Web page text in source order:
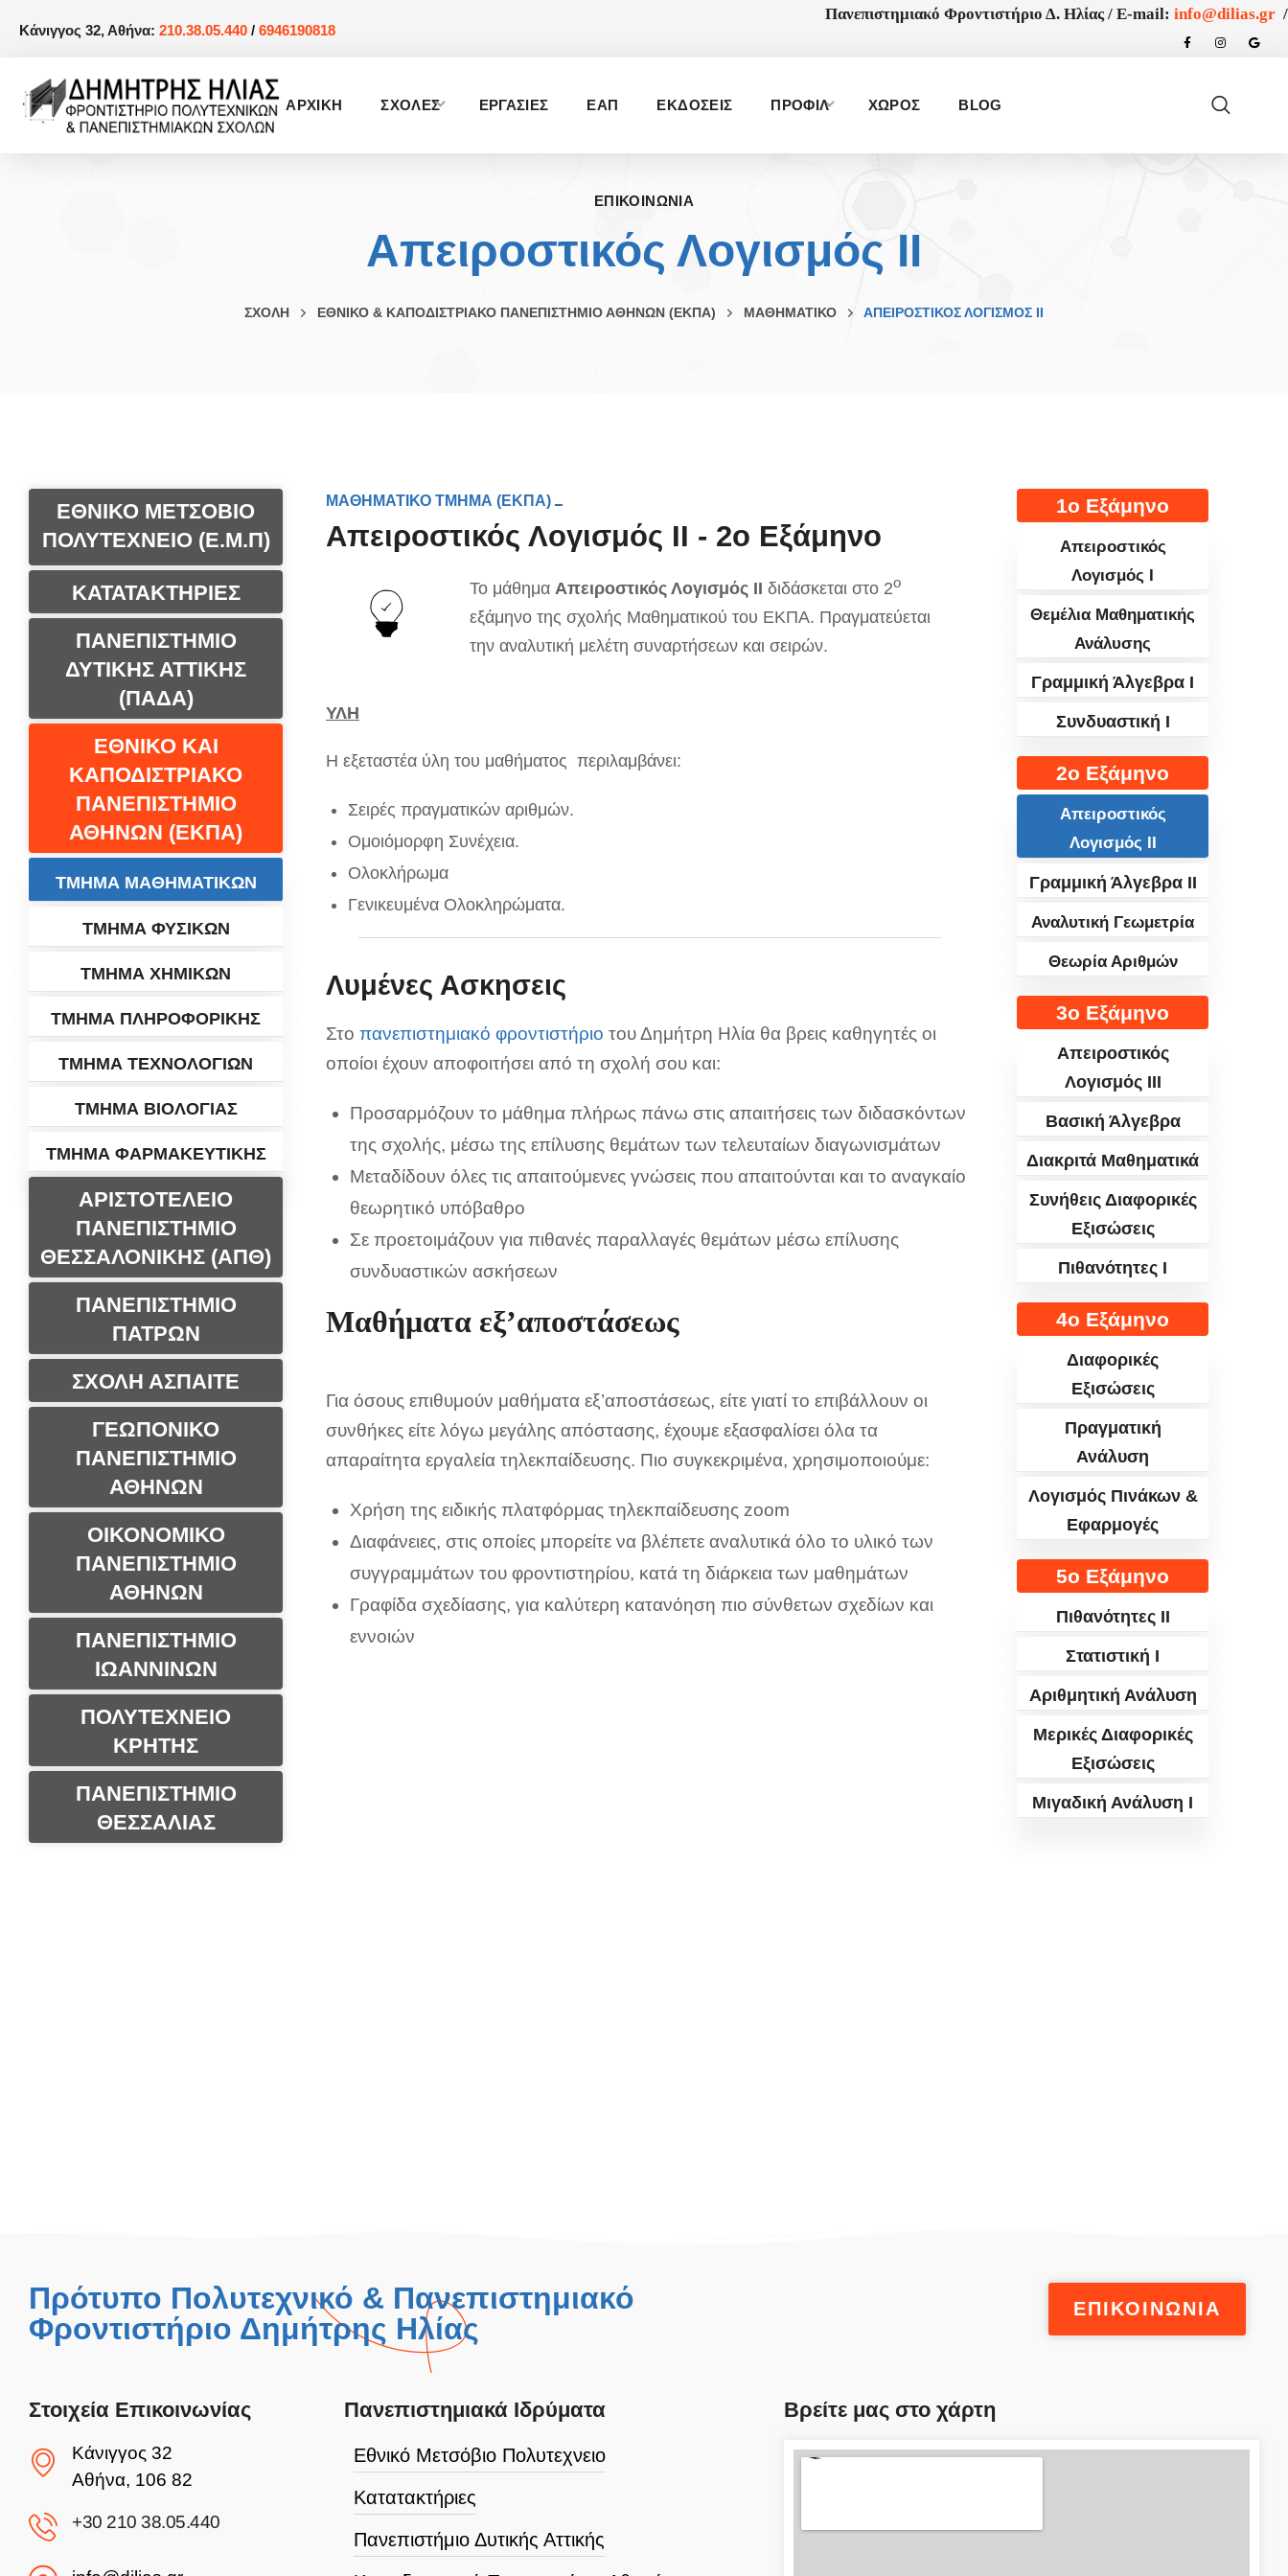
Κάνιγγος 32, Αθήνα: 210.38.05.440 / 6946190818
Πανεπιστημιακό Φροντιστήριο Δ. Ηλίας / E-mail: info@dilias.gr/
AΡΧΙΚΗ ΣΧΟΛΕΣ ΕΡΓΑΣΙΕΣ ΕΑΠ ΕΚΔΟΣΕΙΣ ΠΡΟΦΙΛ ΧΩΡΟΣ BLOG
ΕΠΙΚΟΙΝΩΝΙΑ
Απειροστικός Λογισμός II
ΣΧΟΛΗ ΕΘΝΙΚΟ & ΚΑΠΟΔΙΣΤΡΙΑΚΟ ΠΑΝΕΠΙΣΤΗΜΙΟ ΑΘΗΝΩΝ (ΕΚΠΑ) ΜΑΘΗΜΑΤΙΚΟ ΑΠΕΙΡΟΣΤΙΚΌΣ ΛΟΓΙΣΜΌΣ II
ΕΘΝΙΚΟ ΜΕΤΣΟΒΙΟ
ΠΟΛΥΤΕΧΝΕΙΟ (Ε.Μ.Π)
ΚΑΤΑΤΑΚΤΗΡΙΕΣ
ΠΑΝΕΠΙΣΤΗΜΙΟ
ΔΥΤΙΚΗΣ ΑΤΤΙΚΗΣ
(ΠΑΔΑ)
ΕΘΝΙΚΟ ΚΑΙ
ΚΑΠΟΔΙΣΤΡΙΑΚΟ
ΠΑΝΕΠΙΣΤΗΜΙΟ
ΑΘΗΝΩΝ (ΕΚΠΑ)
ΤΜΗΜΑ ΜΑΘΗΜΑΤΙΚΩΝ
ΤΜΗΜΑ ΦΥΣΙΚΩΝ
ΤΜΗΜΑ ΧΗΜΙΚΩΝ
ΤΜΗΜΑ ΠΛΗΡΟΦΟΡΙΚΗΣ
ΤΜΗΜΑ ΤΕΧΝΟΛΟΓΙΩΝ
ΤΜΗΜΑ ΒΙΟΛΟΓΙΑΣ
ΤΜΗΜΑ ΦΑΡΜΑΚΕΥΤΙΚΗΣ
ΑΡΙΣΤΟΤΕΛΕΙΟ
ΠΑΝΕΠΙΣΤΗΜΙΟ
ΘΕΣΣΑΛΟΝΙΚΗΣ (ΑΠΘ)
ΠΑΝΕΠΙΣΤΗΜΙΟ
ΠΑΤΡΩΝ
ΣΧΟΛΗ ΑΣΠΑΙΤΕ
ΓΕΩΠΟΝΙΚΟ
ΠΑΝΕΠΙΣΤΗΜΙΟ
ΑΘΗΝΩΝ
ΟΙΚΟΝΟΜΙΚΟ
ΠΑΝΕΠΙΣΤΗΜΙΟ
ΑΘΗΝΩΝ
ΠΑΝΕΠΙΣΤΗΜΙΟ
ΙΩΑΝΝΙΝΩΝ
ΠΟΛΥΤΕΧΝΕΙΟ
ΚΡΗΤΗΣ
ΠΑΝΕΠΙΣΤΗΜΙΟ
ΘΕΣΣΑΛΙΑΣ
ΜΑΘΗΜΑΤΙΚΟ ΤΜΗΜΑ (ΕΚΠΑ)
Απειροστικός Λογισμός II - 2ο Εξάμηνο
Το μάθημαΑπειροστικός Λογισμός ΙΙδιδάσκεται στο 2ο
εξάμηνο της σχολής Μαθηματικού του ΕΚΠΑ. Πραγματεύεται
την αναλυτική μελέτη συναρτήσεων και σειρών.
ΥΛΗ
Η εξεταστέα ύλη του μαθήματος περιλαμβάνει:
Σειρές πραγματικών αριθμών.
Ομοιόμορφη Συνέχεια.
Ολοκλήρωμα
Γενικευμένα Ολοκληρώματα.
Λυμένες Ασκησεις
Στο πανεπιστημιακό φροντιστήριο του Δημήτρη Ηλία θα βρεις καθηγητές οι
οποίοι έχουν αποφοιτήσει από τη σχολή σου και:
Προσαρμόζουν το μάθημα πλήρως πάνω στις απαιτήσεις των διδασκόντων
της σχολής, μέσω της επίλυσης θεμάτων των τελευταίων διαγωνισμάτων
Μεταδίδουν όλες τις απαιτούμενες γνώσεις που απαιτούνται και το αναγκαίο
θεωρητικό υπόβαθρο
Σε προετοιμάζουν για πιθανές παραλλαγές θεμάτων μέσω επίλυσης
συνδυαστικών ασκήσεων
Μαθήματα εξ’αποστάσεως
Για όσους επιθυμούν μαθήματα εξ’αποστάσεως, είτε γιατί το επιβάλλουν οι
συνθήκες είτε λόγω μεγάλης απόστασης, έχουμε εξασφαλίσει όλα τα
απαραίτητα εργαλεία τηλεκπαίδευσης. Πιο συγκεκριμένα, χρησιμοποιούμε:
Χρήση της ειδικής πλατφόρμας τηλεκπαίδευσης zoom
Διαφάνειες, στις οποίες μπορείτε να βλέπετε αναλυτικά όλο το υλικό των
συγγραμμάτων του φροντιστηρίου, κατά τη διάρκεια των μαθημάτων
Γραφίδα σχεδίασης, για καλύτερη κατανόηση πιο σύνθετων σχεδίων και
εννοιών
1ο Εξάμηνο
Απειροστικός
Λογισμός I
Θεμέλια Μαθηματικής
Ανάλυσης
Γραμμική Άλγεβρα I
Συνδυαστική I
2ο Εξάμηνο
Απειροστικός
Λογισμός II
Γραμμική Άλγεβρα II
Αναλυτική Γεωμετρία
Θεωρία Αριθμών
3ο Εξάμηνο
Απειροστικός
Λογισμός III
Βασική Άλγεβρα
Διακριτά Μαθηματικά
Συνήθεις Διαφορικές
Εξισώσεις
Πιθανότητες I
4ο Εξάμηνο
Διαφορικές
Εξισώσεις
Πραγματική
Ανάλυση
Λογισμός Πινάκων &
Εφαρμογές
5ο Εξάμηνο
Πιθανότητες II
Στατιστική I
Αριθμητική Ανάλυση
Μερικές Διαφορικές
Εξισώσεις
Μιγαδική Ανάλυση I
Πρότυπο Πολυτεχνικό & Πανεπιστημιακό
Φροντιστήριο Δημήτρης Ηλίας
ΕΠΙΚΟΙΝΩΝΙΑ
Στοιχεία Επικοινωνίας
Κάνιγγος 32
Αθήνα, 106 82
+30 210 38.05.440
Πανεπιστημιακά Ιδρύματα
Εθνικό Μετσόβιο Πολυτεχνειο
Κατατακτήριες
Πανεπιστήμιο Δυτικής Αττικής
Βρείτε μας στο χάρτη